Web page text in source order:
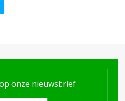
onze nieuwsbrief